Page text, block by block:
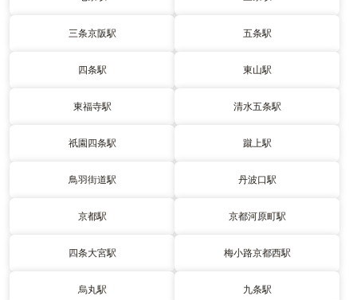
三条京阪駅 五条駅
四条駅 東山駅
東福寺駅 清水五条駅
祇園四条駅 蹴上駅
鳥羽街道駅 丹波口駅
京都駅 京都河原町駅
四条大宮駅 梅小路京都西駅
烏丸駅 九条駅